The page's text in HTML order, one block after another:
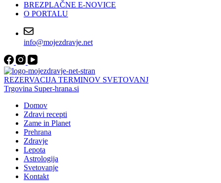
BREZPLAČNE E-NOVICE
O PORTALU
info@mojezdravje.net
REZERVACIJA TERMINOV SVETOVANJ
Trgovina Super-hrana.si
Domov
Zdravi recepti
Zame in Planet
Prehrana
Zdravje
Lepota
Astrologija
Svetovanje
Kontakt